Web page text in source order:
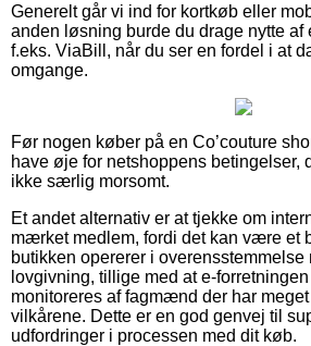
Generelt går vi ind for kortkøb eller
anden løsning burde du drage nytte af
f.eks. ViaBill, når du ser en fordel i at
omgange.
Før nogen køber på en Co’couture
have øje for netshoppens betingelser,
ikke særlig morsomt.
Et andet alternativ er at tjekke om
mærket medlem, fordi det kan være et
butikken opererer i overensstemmelse
lovgivning, tillige med at e-
monitoreres af fagmænd der har
vilkårene. Dette er en god genvej til
udfordringer i processen med dit køb.